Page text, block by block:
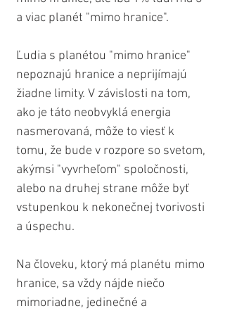
a viac planét "mimo hranice".
Ľudia s planétou "mimo hranice"
nepoznajú hranice a neprijímajú
žiadne limity. V závislosti na tom,
ako je táto neobvyklá energia
nasmerovaná, môže to viesť k
tomu, že bude v rozpore so svetom,
akýmsi "vyvrheľom" spoločnosti,
alebo na druhej strane môže byť
vstupenkou k nekonečnej tvorivosti
a úspechu.
Na človeku, ktorý má planétu mimo
hranice, sa vždy nájde niečo
mimoriadne, jedinečné a